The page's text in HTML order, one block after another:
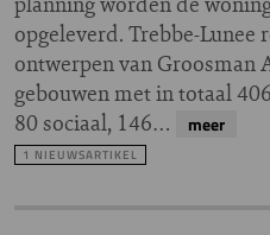
opgeleverd. Trebbe-Lunee
ontwerpen van Groosman
gebouwen met in totaal
80 sociaal, 146…
meer
1 NIEUWSARTIKEL